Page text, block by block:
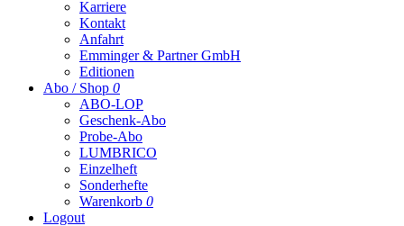
Karriere
Kontakt
Anfahrt
Emminger & Partner GmbH
Editionen
Abo / Shop 0
ABO-LOP
Geschenk-Abo
Probe-Abo
LUMBRICO
Einzelheft
Sonderhefte
Warenkorb 0
Logout